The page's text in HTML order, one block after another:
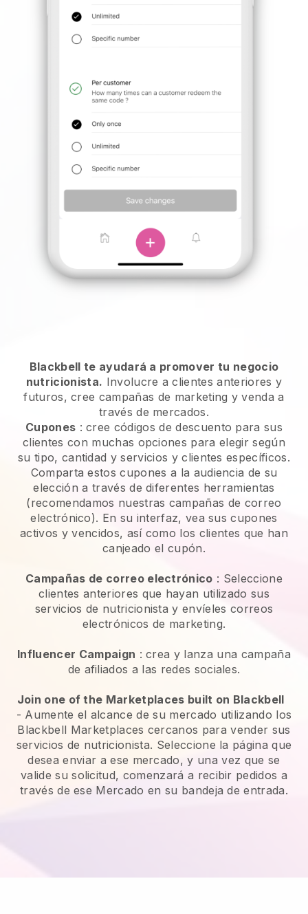
Blackbell te ayudará a promover tu negocio
nutricionista. Involucre a clientes anteriores y
futuros, cree campañas de marketing y venda a
través de mercados.
Cupones : cree códigos de descuento para sus
clientes con muchas opciones para elegir según
su tipo, cantidad y servicios y clientes específicos.
Comparta estos cupones a la audiencia de su
elección a través de diferentes herramientas
(recomendamos nuestras campañas de correo
electrónico). En su interfaz, vea sus cupones
activos y vencidos, así como los clientes que han
canjeado el cupón.
Campañas de correo electrónico : Seleccione
clientes anteriores que hayan utilizado sus
servicios de nutricionista y envíeles correos
electrónicos de marketing.
Influencer Campaign : crea y lanza una campaña
de afiliados a las redes sociales.
Join one of the Marketplaces built on Blackbell
- Aumente el alcance de su mercado utilizando los
Blackbell Marketplaces cercanos para vender sus
servicios de nutricionista. Seleccione la página que
desea enviar a ese mercado, y una vez que se
valide su solicitud, comenzará a recibir pedidos a
través de ese Mercado en su bandeja de entrada.